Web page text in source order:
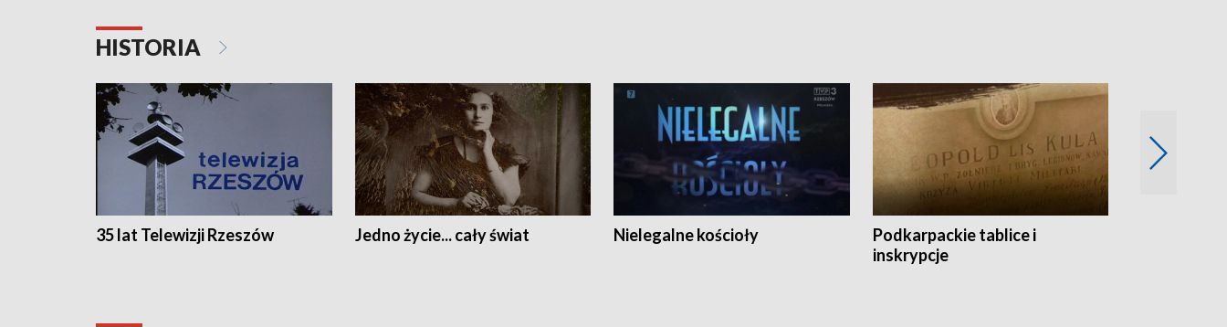
HISTORIA
35 lat Telewizji Rzeszów Jedno życie... cały świat Nielegalne kościoły
Podkarpackie tablice i
inskrypcje